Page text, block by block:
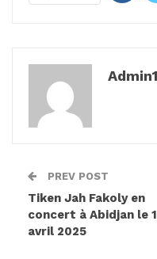
Admin1
PREV POST
Tiken Jah Fakoly en
concert à Abidjan le
avril 2025